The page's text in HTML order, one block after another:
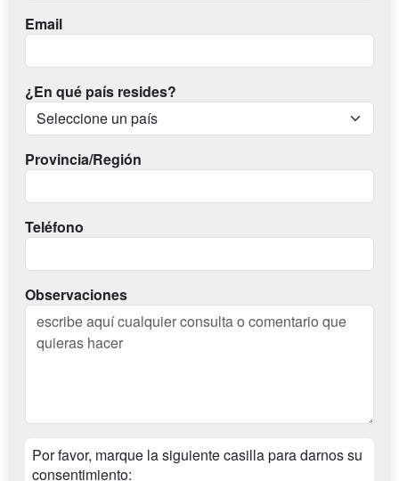
Email
¿En qué país resides?
Provincia/Región
Teléfono
Observaciones
Por favor, marque la siguiente casilla para darnos su
consentimiento: